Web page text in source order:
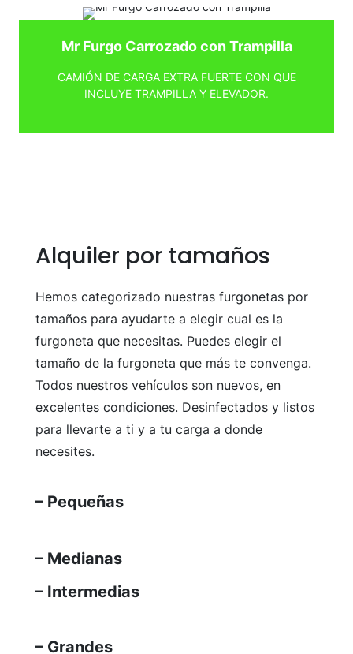
Mr Furgo Carrozado con Trampilla
CAMIÓN DE CARGA EXTRA FUERTE CON QUE
INCLUYE TRAMPILLA Y ELEVADOR.
Alquiler por tamaños
Hemos categorizado nuestras furgonetas por
tamaños para ayudarte a elegir cual es la
furgoneta que necesitas. Puedes elegir el
tamaño de la furgoneta que más te convenga.
Todos nuestros vehículos son nuevos, en
excelentes condiciones. Desinfectados y listos
para llevarte a ti y a tu carga a donde
necesites.
– Pequeñas
– Medianas
– Intermedias
– Grandes